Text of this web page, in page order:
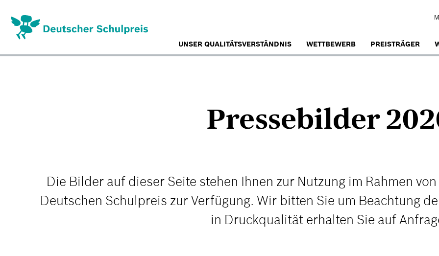
zum
Inhalt
UNSER QUALITÄTSVERSTÄNDNIS WETTBEWERB PREISTRÄGER
Pressebilder
Die Bilder auf dieser Seite stehen Ihnen zur Nutzung im Rahmen
Deutschen Schulpreis zur Verfügung. Wir bitten Sie um Beachtung
in Druckqualität erhalten Sie auf